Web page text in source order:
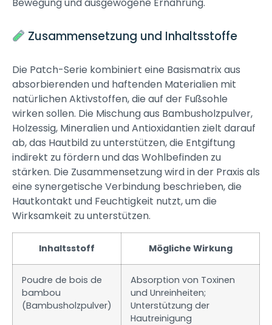
Bewegung und ausgewogene Ernährung.
Zusammensetzung und Inhaltsstoffe
Die Patch-Serie kombiniert eine Basismatrix aus
absorbierenden und haftenden Materialien mit
natürlichen Aktivstoffen, die auf der Fußsohle
wirken sollen. Die Mischung aus Bambusholzpulver,
Holzessig, Mineralien und Antioxidantien zielt darauf
ab, das Hautbild zu unterstützen, die Entgiftung
indirekt zu fördern und das Wohlbefinden zu
stärken. Die Zusammensetzung wird in der Praxis als
eine synergetische Verbindung beschrieben, die
Hautkontakt und Feuchtigkeit nutzt, um die
Wirksamkeit zu unterstützen.
Inhaltsstoff Mögliche Wirkung
Poudre de bois de
bambou
(Bambusholzpulver)
Absorption von Toxinen
und Unreinheiten;
Unterstützung der
Hautreinigung